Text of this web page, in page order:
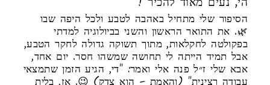
הסיפור שלי מתחיל באהבה לטבע ולכל היפה שבו
🌿. את התואר הראשון והשני בביולוגיה למדתי
בפקולטה לחקלאות, מתוך תשוקה גדולה לחקר הטבע,
אבל תמיד הייתה לי תחושה שמשהו חסר. יום אחד,
אבא שלי ז״ל פנה אלי ואמר: "די, הגיע הזמן שתמצאי